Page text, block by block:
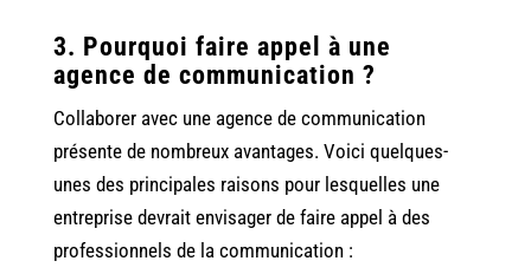
3. Pourquoi faire appel à une
agence de communication ?
Collaborer avec une agence de communication
présente de nombreux avantages. Voici quelques-
unes des principales raisons pour lesquelles une
entreprise devrait envisager de faire appel à des
professionnels de la communication :